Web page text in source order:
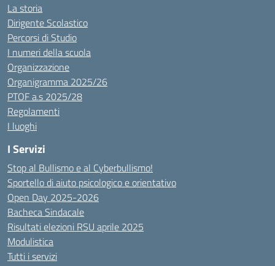
La storia
Dirigente Scolastico
Percorsi di Studio
I numeri della scuola
Organizzazione
Organigramma 2025/26
PTOF a.s 2025/28
Regolamenti
I luoghi
I Servizi
Stop al Bullismo e al Cyberbullismo!
Sportello di aiuto psicologico e orientativo
Open Day 2025-2026
Bacheca Sindacale
Risultati elezioni RSU aprile 2025
Modulistica
Tutti i servizi